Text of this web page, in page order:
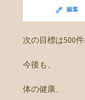
次の目標は500件
今後も、
体の健康、